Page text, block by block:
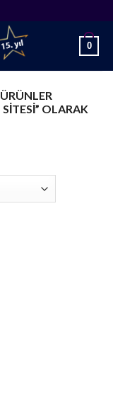
0
ÜRÜNLER
OLARAK